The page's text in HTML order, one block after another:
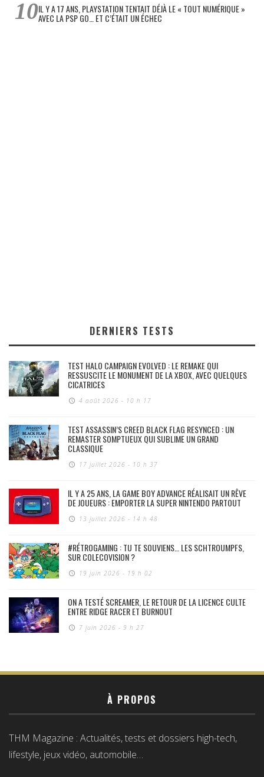
IL Y A 17 ANS, PLAYSTATION TENTAIT DÉJÀ LE « TOUT NUMÉRIQUE »
AVEC LA PSP GO… ET C’ÉTAIT UN ÉCHEC
DERNIERS TESTS
TEST HALO CAMPAIGN EVOLVED : LE REMAKE QUI
RESSUSCITE LE MONUMENT DE LA XBOX, AVEC QUELQUES
CICATRICES
4 août 2026 - 10 h 17
TEST ASSASSIN’S CREED BLACK FLAG RESYNCED : UN
REMASTER SOMPTUEUX QUI SUBLIME UN GRAND
CLASSIQUE
17 juillet 2026 - 10 h 37
IL Y A 25 ANS, LA GAME BOY ADVANCE RÉALISAIT UN RÊVE
DE JOUEURS : EMPORTER LA SUPER NINTENDO PARTOUT
13 juillet 2026 - 14 h 48
#RÉTROGAMING : TU TE SOUVIENS… LES SCHTROUMPFS,
SUR COLECOVISION ?
19 juin 2026 - 19 h 02
ON A TESTÉ SCREAMER, LE RETOUR DE LA LICENCE CULTE
ENTRE RIDGE RACER ET BURNOUT
7 juin 2026 - 9 h 27
À PROPOS
THM Magazine : Actualités, tests et dossiers high-tech,
lifestyle, jeux vidéo, automobile…